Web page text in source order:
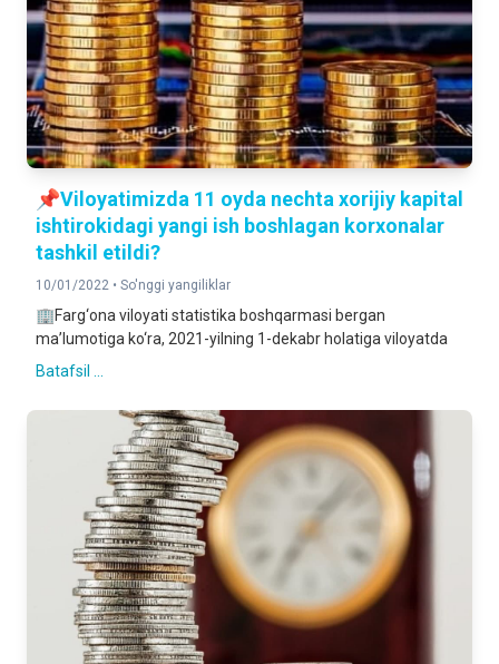
📌Viloyatimizda 11 oyda nechta xorijiy kapital
ishtirokidagi yangi ish boshlagan korxonalar
tashkil etildi?
10/01/2022 • So'nggi yangiliklar
🏢Farg‘ona viloyati statistika boshqarmasi bergan
ma’lumotiga ko‘ra, 2021-yilning 1-dekabr holatiga viloyatda
Batafsil ...